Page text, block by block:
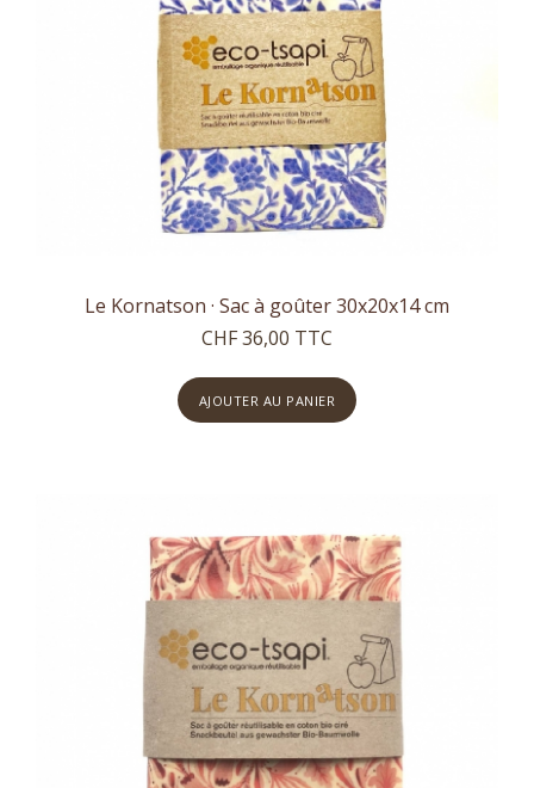
Le Kornatson · Sac à goûter 30x20x14 cm
CHF 36,00 TTC
AJOUTER AU PANIER